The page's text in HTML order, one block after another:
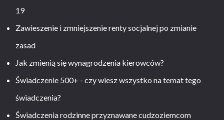
19
Zawieszenie i zmniejszenie renty socjalnej po zmianie
zasad
Jak zmienią się wynagrodzenia kierowców?
Świadczenie 500+ - czy wiesz wszystko na temat tego
świadczenia?
Świadczenia rodzinne przyznawane cudzoziemcom